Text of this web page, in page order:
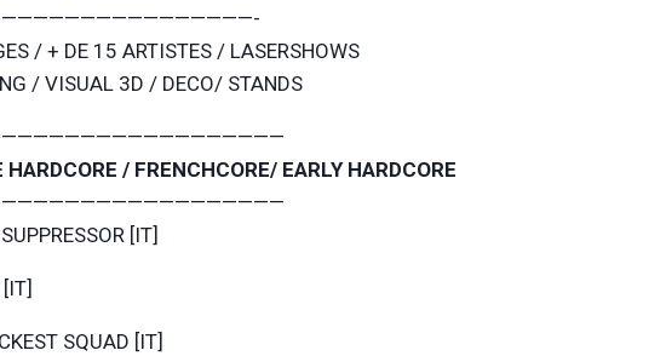
/ + DE 15 ARTISTES / LASERSHOWS
/ VISUAL 3D / DECO/ STANDS
HARDCORE / FRENCHCORE/ EARLY HARDCORE
[IT]
SQUAD [IT]